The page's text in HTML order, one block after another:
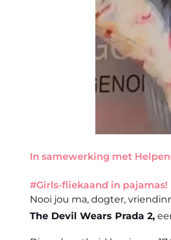
In samewerking met
#Girls-fliekaand in pajamas!
Nooi jou ma, dogter,
The Devil Wears Prada 2,